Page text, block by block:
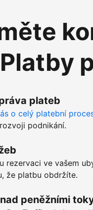
plateb
o celý platební
podnikání.
rezervaci ve vašem
že platbu obdržíte.
peněžními